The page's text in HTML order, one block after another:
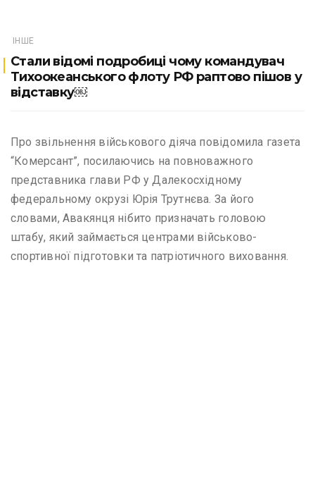
ІНШЕ
Стали відомі подробиці чому командувач
Тихоокеанського флоту РФ раптово пішов у
відставку￼
Про звільнення військового діяча повідомила газета
“Комерсант”, посилаючись на повноважного
представника глави РФ у Далекосхідному
федеральному окрузі Юрія Трутнєва. За його
словами, Авакянця нібито призначать головою
штабу, який займається центрами військово-
спортивної підготовки та патріотичного виховання.